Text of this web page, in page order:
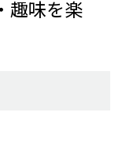
趣味を楽